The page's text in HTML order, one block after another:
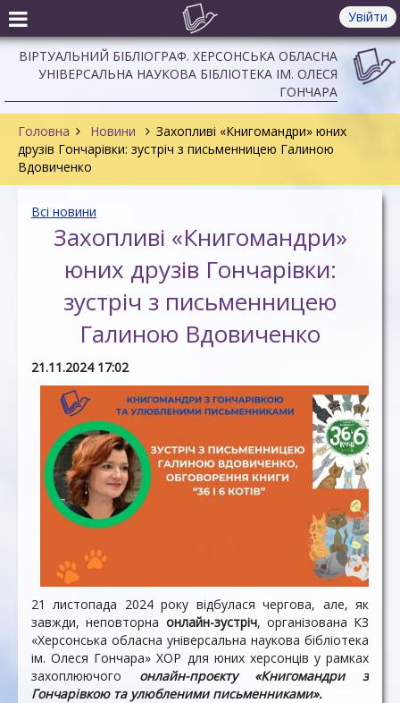
Увійти
ВІРТУАЛЬНИЙ БІБЛІОГРАФ. ХЕРСОНСЬКА ОБЛАСНА
УНІВЕРСАЛЬНА НАУКОВА БІБЛІОТЕКА ІМ. ОЛЕСЯ
ГОНЧАРА
Головна Новини
Захопливі «Книгомандри» юних
друзів Гончарівки: зустріч з письменницею Галиною
Вдовиченко
Всі новини
Захопливі «Книгомандри»
юних друзів Гончарівки:
зустріч з письменницею
Галиною Вдовиченко
21.11.2024 17:02
21 листопада 2024 року відбулася чергова, але, як
завжди, неповторна онлайн-зустріч, організована КЗ
«Херсонська обласна універсальна наукова бібліотека
ім. Олеся Гончара» ХОР для юних херсонців у рамках
захоплюючого онлайн-проєкту «Книгомандри з
Гончарівкою та улюбленими письменниками».